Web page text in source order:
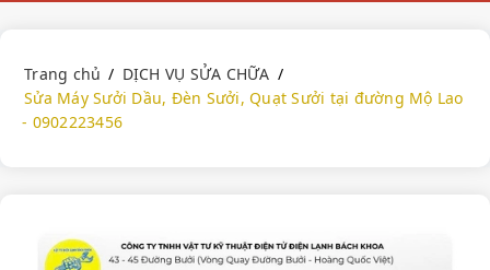
Trang chủ
DỊCH VỤ SỬA CHỮA
Sửa Máy Sưởi Dầu, Đèn Sưởi, Quạt Sưởi tại đường Mộ Lao
- 0902223456